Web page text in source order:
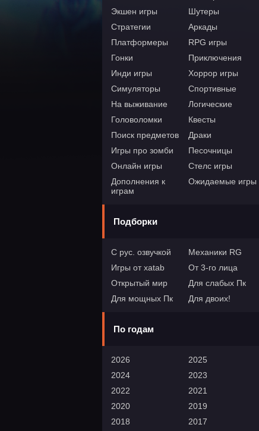
Экшен игры
Шутеры
Стратегии
Аркады
Платформеры
RPG игры
Гонки
Приключения
Инди игры
Хоррор игры
Симуляторы
Спортивные
На выживание
Логические
Головоломки
Квесты
Поиск предметов
Драки
Игры про зомби
Песочницы
Онлайн игры
Стелс игры
Дополнения к
играм
Ожидаемые игры
Подборки
С рус. озвучкой
Механики RG
Игры от xatab
От 3-го лица
Открытый мир
Для слабых Пк
Для мощных Пк
Для двоих!
По годам
2026
2025
2024
2023
2022
2021
2020
2019
2018
2017